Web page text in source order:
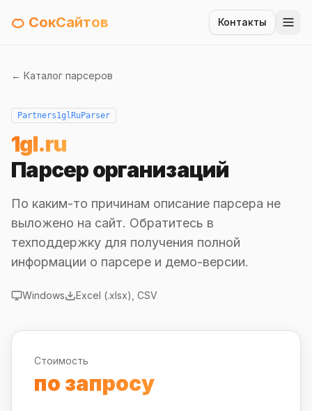
🍊 СокСайтов Контакты
← Каталог парсеров
Partners1glRuParser
1gl.ru
Парсер организаций
По каким-то причинам описание парсера не
выложено на сайт. Обратитесь в
техподдержку для получения полной
информации о парсере и демо-версии.
Windows Excel (.xlsx), CSV
Стоимость
по запросу